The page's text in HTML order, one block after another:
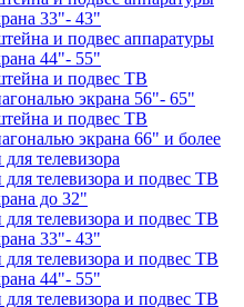
33"- 43"
и подвес аппаратуры
44"- 55"
и подвес ТВ
экрана 56"- 65"
и подвес ТВ
экрана 66" и более
телевизора
телевизора и подвес ТВ
до 32"
телевизора и подвес ТВ
33"- 43"
телевизора и подвес ТВ
44"- 55"
телевизора и подвес ТВ